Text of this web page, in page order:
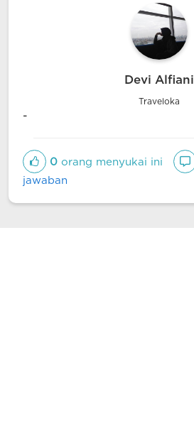
Devi Alfiani
Traveloka
-
0 orang menyukai ini
jawaban